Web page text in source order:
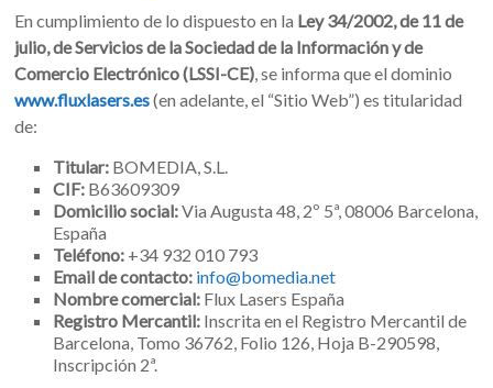
En cumplimiento de lo dispuesto en la Ley 34/2002, de 11 de
julio, de Servicios de la Sociedad de la Información y de
Comercio Electrónico (LSSI-CE), se informa que el dominio
www.fluxlasers.es(en adelante, el “Sitio Web”) es titularidad
de:
Titular: BOMEDIA, S.L.
CIF: B63609309
Domicilio social:Via Augusta 48, 2º 5ª, 08006 Barcelona,
España
Teléfono: +34 932 010 793
Email de contacto: info@bomedia.net
Nombre comercial: Flux Lasers España
Registro Mercantil: Inscrita en el Registro Mercantil de
Barcelona, Tomo 36762, Folio 126, Hoja B-290598,
Inscripción 2ª.